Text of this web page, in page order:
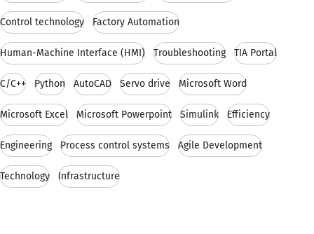
Control technology Factory Automation
Human-Machine Interface (HMI) Troubleshooting TIA Portal
C/C++ Python AutoCAD Servo drive Microsoft Word
Microsoft Excel Microsoft Powerpoint Simulink Efficiency
Engineering Process control systems Agile Development
Technology Infrastructure